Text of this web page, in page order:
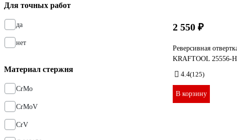
Для точных работ
да
нет
Материал стержня
CrMo
CrMoV
CrV
2 550 ₽
Реверсивная
KRAFTOOL 25556-
4.4(125)
В корзину